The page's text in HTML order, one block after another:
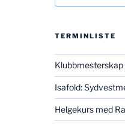
TERMINLISTE
Klubbmesterskap
Isafold:
Helgekurs med